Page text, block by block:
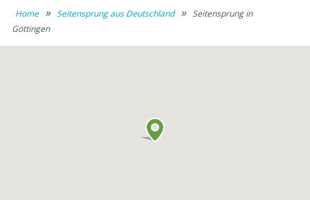
Home » Seitensprung aus Deutschland » Seitensprung in
Göttingen